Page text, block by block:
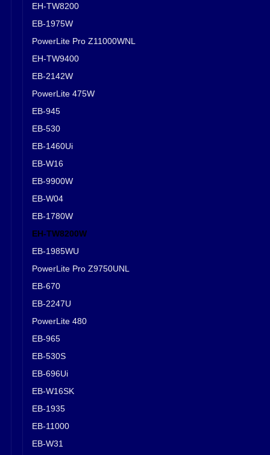
EH-TW8200
EB-1975W
PowerLite Pro Z11000WNL
EH-TW9400
EB-2142W
PowerLite 475W
EB-945
EB-530
EB-1460Ui
EB-W16
EB-9900W
EB-W04
EB-1780W
EH-TW8200W
EB-1985WU
PowerLite Pro Z9750UNL
EB-670
EB-2247U
PowerLite 480
EB-965
EB-530S
EB-696Ui
EB-W16SK
EB-1935
EB-11000
EB-W31